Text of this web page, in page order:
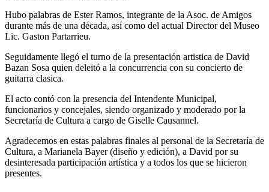
Hubo palabras de Ester Ramos, integrante de la Asoc. de Amigos
durante más de una década, así como del actual Director del Museo
Lic. Gaston Partarrieu.
Seguidamente llegó el turno de la presentación artistica de David
Bazan Sosa quien deleitó a la concurrencia con su concierto de
guitarra clasica.
El acto contó con la presencia del Intendente Municipal,
funcionarios y concejales, siendo organizado y moderado por la
Secretaría de Cultura a cargo de Giselle Causannel.
Agradecemos en estas palabras finales al personal de la Secretaría de
Cultura, a Marianela Bayer (diseño y edición), a David por su
desinteresada participación artística y a todos los que se hicieron
presentes.